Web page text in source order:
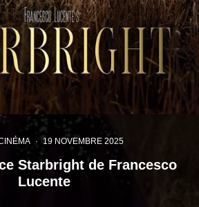
· 19 NOVEMBRE 2025
Starbright de Francesco
Lucente